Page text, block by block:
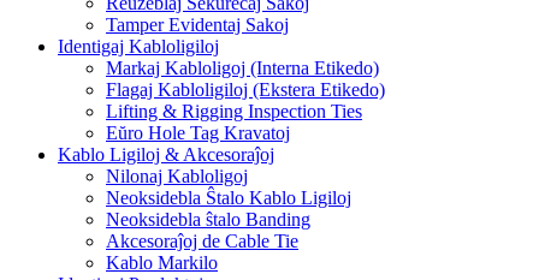
Tamper Evidentaj Sakoj
Identigaj Kabloligiloj
Markaj Kabloligoj (Interna Etikedo)
Flagaj Kabloligiloj (Ekstera Etikedo)
Lifting & Rigging Inspection Ties
Eŭro Hole Tag Kravatoj
Kablo Ligiloj & Akcesoraĵoj
Nilonaj Kabloligoj
Neoksidebla Ŝtalo Kablo Ligiloj
Neoksidebla ŝtalo Banding
Akcesoraĵoj de Cable Tie
Kablo Markilo